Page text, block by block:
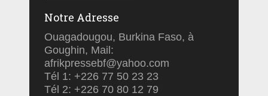
Notre Adresse
Ouagadougou, Burkina Faso, à
Goughin, Mail:
afrikpressebf@yahoo.com
Tél 1: +226 77 50 23 23
Tél 2: +226 70 80 12 79